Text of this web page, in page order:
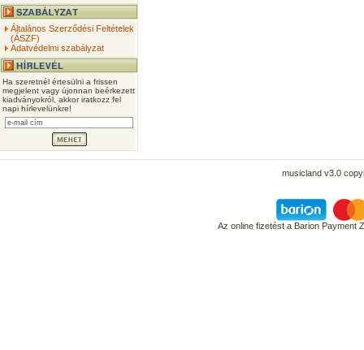
Általános Szerződési Feltételek
(ÁSZF)
Adatvédelmi szabályzat
Ha szeretnél értesülni a frissen
megjelent vagy újonnan beérkezett
kiadványokról, akkor iratkozz fel
napi hírlevelünkre!
musicland v3.0
Az online fizetést a Barion Payment